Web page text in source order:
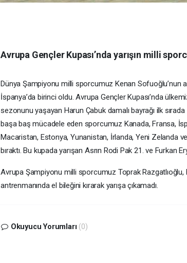
Avrupa Gençler Kupası’nda yarışın milli
Dünya Şampiyonu milli sporcumuz Kenan Sofuoğlu’nun
İspanya’da birinci oldu. Avrupa Gençler Kupası’nda
sezonunu yaşayan Harun Çabuk damalı bayrağı ilk
başa baş mücadele eden sporcumuz Kanada, Fransa,
Macaristan, Estonya, Yunanistan, İrlanda, Yeni Zelanda
bıraktı. Bu kupada yarışan Asrın Rodi Pak 21. ve Furkan
Avrupa Şampiyonu milli sporcumuz Toprak Razgatlıoğlu,
antrenmanında el bileğini kırarak yarışa çıkamadı.
Okuyucu Yorumları (0)